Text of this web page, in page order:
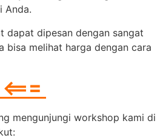
Anda.
dapat dipesan dengan sangat
bisa melihat harga dengan cara
mengunjungi workshop kami di